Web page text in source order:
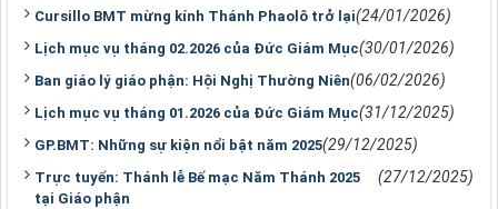
Cursillo BMT mừng kính Thánh Phaolô trở lại(24/01/2026)
Lịch mục vụ tháng 02.2026 của Đức Giám Mục(30/01/2026)
Ban giáo lý giáo phận: Hội Nghị Thường Niên(06/02/2026)
Lịch mục vụ tháng 01.2026 của Đức Giám Mục(31/12/2025)
GP.BMT: Những sự kiện nổi bật năm 2025(29/12/2025)
Trực tuyến: Thánh lễ Bế mạc Năm Thánh 2025
tại Giáo phận
(27/12/2025)